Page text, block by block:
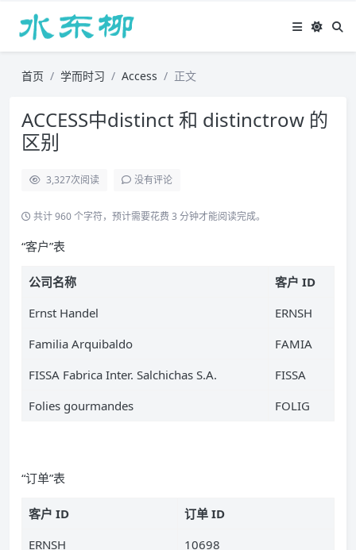
首页 学而时习 Access 正文
ACCESS中distinct 和 distinctrow 的
区别
3,327次阅读 没有评论
共计 960 个字符，预计需要花费 3 分钟才能阅读完成。
“客户”表
公司名称
客户 ID
Ernst Handel
ERNSH
Familia Arquibaldo
FAMIA
FISSA Fabrica Inter. Salchichas S.A.
FISSA
Folies gourmandes
FOLIG
“订单”表
客户 ID
订单 ID
ERNSH
10698